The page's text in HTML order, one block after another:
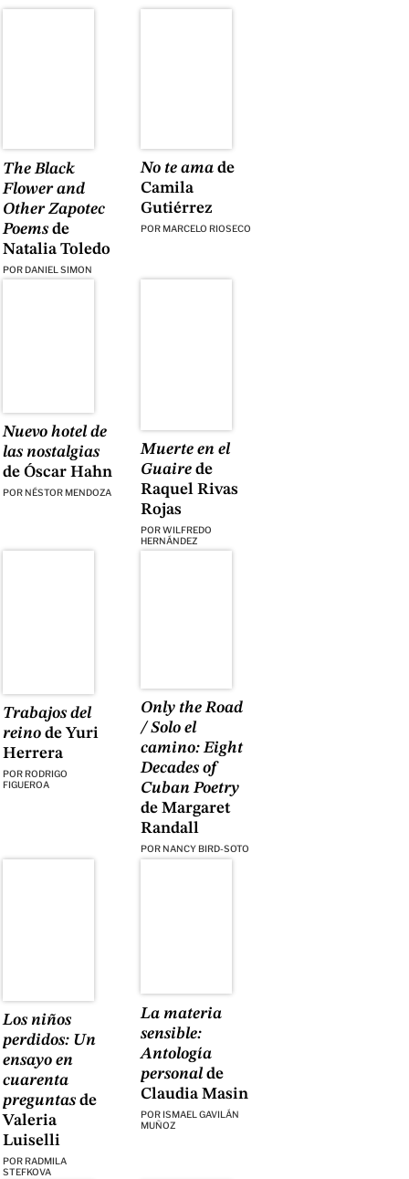
The Black
Flower and
Other Zapotec
Poemsde
Natalia Toledo
POR DANIEL SIMON
No te ama de
Camila
Gutiérrez
POR MARCELO RIOSECO
Nuevo hotel de
las nostalgias
de Óscar Hahn
POR NÉSTOR MENDOZA
Muerte en el
Guaire de
Raquel Rivas
Rojas
PORWILFREDO
HERNÁNDEZ
Trabajos del
reinode Yuri
Herrera
POR RODRIGO
FIGUEROA
Only the Road
/ Solo el
camino: Eight
Decades of
Cuban Poetry
de Margaret
Randall
POR NANCY BIRD-SOTO
Los niños
perdidos: Un
ensayo en
cuarenta
preguntasde
Valeria
Luiselli
POR RADMILA
STEFKOVA
La materia
sensible:
Antología
personal de
Claudia Masin
POR ISMAEL GAVILÁN
MUÑOZ